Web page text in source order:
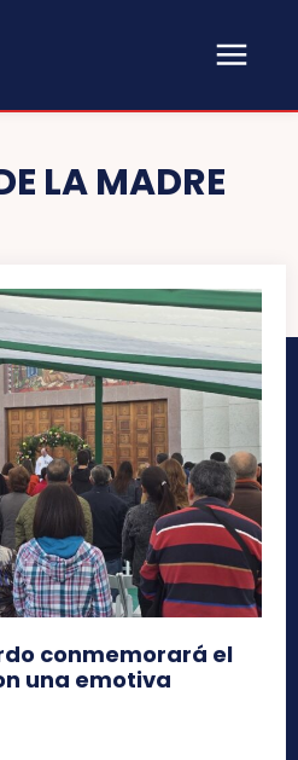
LA MADRE
conmemorará el
una emotiva